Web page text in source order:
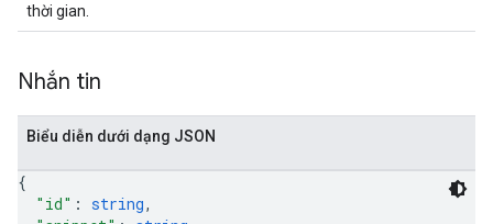
thời gian.
Nhắn tin
Biểu diễn dưới dạng JSON
{
"id" : string,